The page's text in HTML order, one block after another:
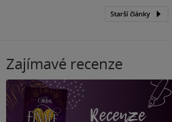
Starší články
Zajímavé recenze